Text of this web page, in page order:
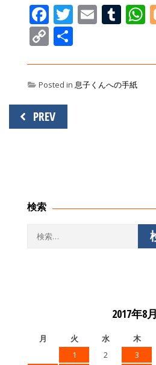
Facebook
Twitter
Email
Copy
Link
Posted in 息子くんへの手紙
投
稿
PREV
検索
2017年8月
月 火 水 木
1
2 3